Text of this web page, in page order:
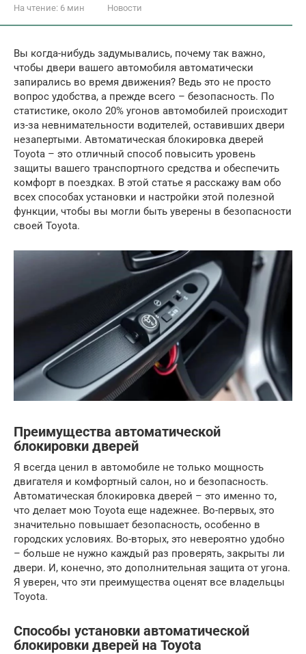
На чтение: 6 мин Новости
Вы когда-нибудь задумывались, почему так важно,
чтобы двери вашего автомобиля автоматически
запирались во время движения? Ведь это не просто
вопрос удобства, а прежде всего – безопасность. По
статистике, около 20% угонов автомобилей происходит
из-за невнимательности водителей, оставивших двери
незапертыми. Автоматическая блокировка дверей
Toyota – это отличный способ повысить уровень
защиты вашего транспортного средства и обеспечить
комфорт в поездках. В этой статье я расскажу вам обо
всех способах установки и настройки этой полезной
функции, чтобы вы могли быть уверены в безопасности
своей Toyota.
Преимущества автоматической
блокировки дверей
Я всегда ценил в автомобиле не только мощность
двигателя и комфортный салон, но и безопасность.
Автоматическая блокировка дверей – это именно то,
что делает мою Toyota еще надежнее. Во-первых, это
значительно повышает безопасность, особенно в
городских условиях. Во-вторых, это невероятно удобно
– больше не нужно каждый раз проверять, закрыты ли
двери. И, конечно, это дополнительная защита от угона.
Я уверен, что эти преимущества оценят все владельцы
Toyota.
Способы установки автоматической
блокировки дверей на Toyota